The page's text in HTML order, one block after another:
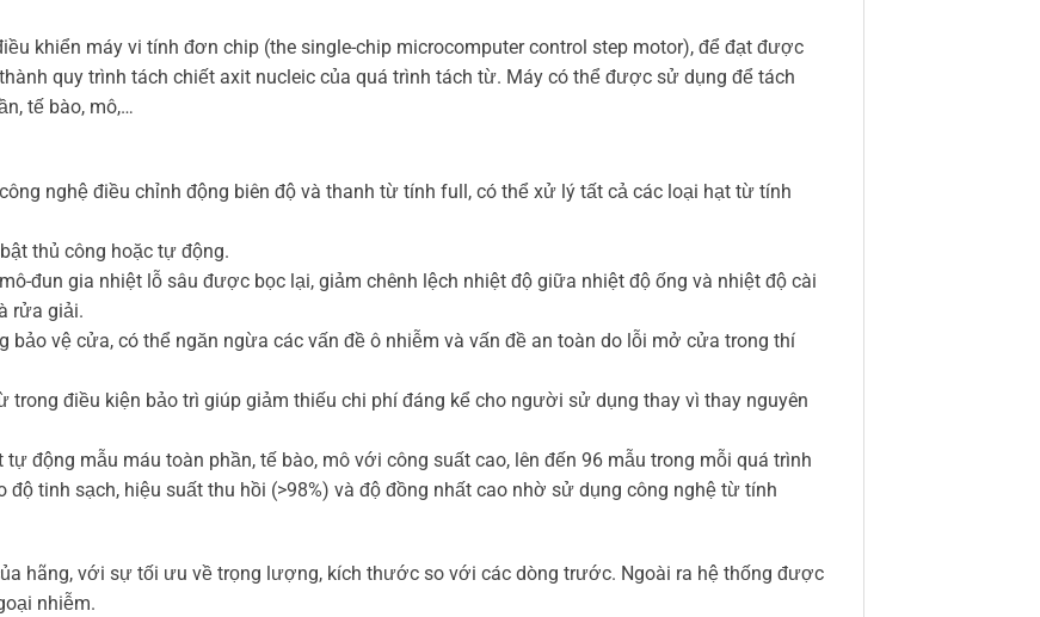
khiển máy vi tính đơn chip (the single-chip microcomputer control step motor), để đạt được
quy trình tách chiết axit nucleic của quá trình tách từ. Máy có thể được sử dụng để tách
tế bào, mô,…
nghệ điều chỉnh động biên độ và thanh từ tính full, có thể xử lý tất cả các loại hạt từ tính
thủ công hoặc tự động.
đun gia nhiệt lỗ sâu được bọc lại, giảm chênh lệch nhiệt độ giữa nhiệt độ ống và nhiệt độ cài
rửa giải.
vệ cửa, có thể ngăn ngừa các vấn đề ô nhiễm và vấn đề an toàn do lỗi mở cửa trong thí
trong điều kiện bảo trì giúp giảm thiếu chi phí đáng kể cho người sử dụng thay vì thay nguyên
tự động mẫu máu toàn phần, tế bào, mô với công suất cao, lên đến 96 mẫu trong mỗi quá trình
tinh sạch, hiệu suất thu hồi (>98%) và độ đồng nhất cao nhờ sử dụng công nghệ từ tính
hãng, với sự tối ưu về trọng lượng, kích thước so với các dòng trước. Ngoài ra hệ thống được
nhiễm.